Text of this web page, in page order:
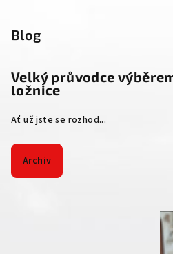
Blog
Velký průvodce
ložnice
Ať už jste se rozhod...
Archiv